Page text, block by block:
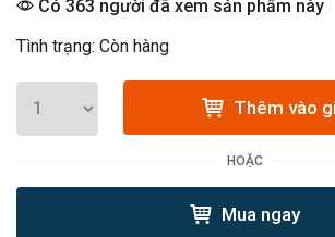
Có 363 người đã xem sản phẩm này
Tình trạng: Còn hàng
Thêm vào
HOẶC
Mua ngay